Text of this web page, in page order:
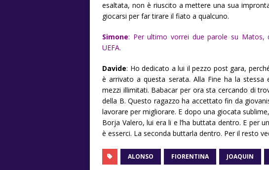
esaltata, non è riuscito a mettere una sua
giocarsi per far tirare il fiato a qualcuno.
Simone: Per ultimo vorrei due parole su Matos,
UEFA.
Davide: Ho dedicato a lui il pezzo post gara,
è arrivato a questa serata. Alla Fine ha la stessa
mezzi illimitati. Babacar per ora sta cercando di
della B. Questo ragazzo ha accettato fin da
lavorare per migliorare. E dopo una giocata
Borja Valero, lui era li e l’ha buttata dentro. E per
è esserci. La seconda buttarla dentro. Per il resto
ALONSO FIORENTINA JOAQUIN